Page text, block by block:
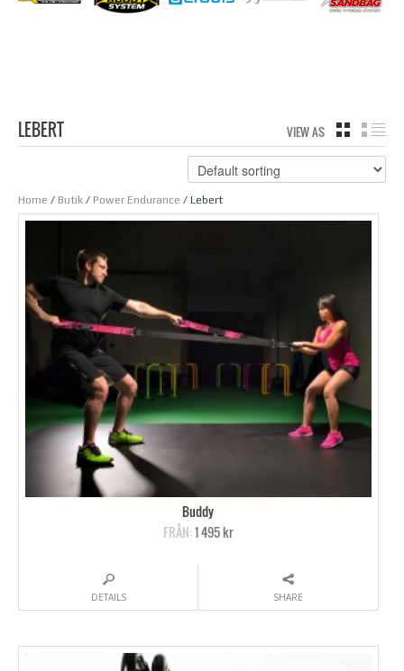
LEBERT VIEW AS GRID
Home / Butik / Power Endurance / Lebert
Buddy
FRÅN:1 495 kr
DETAILS SHARE